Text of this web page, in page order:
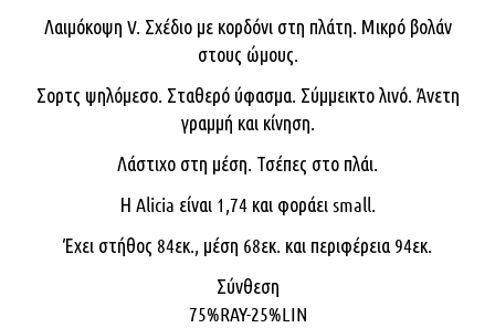
Λαιμόκοψη V. Σχέδιο με κορδόνι στη πλάτη. Μικρό βολάν
στους ώμους.
Σορτς ψηλόμεσο. Σταθερό ύφασμα. Σύμμεικτο λινό. Άνετη
γραμμή και κίνηση.
Λάστιχο στη μέση. Τσέπες στο πλάι.
Η Alicia είναι 1,74 και φοράει small.
Έχει στήθος 84εκ., μέση 68εκ. και περιφέρεια 94εκ.
Σύνθεση
75%RAY-25%LIN